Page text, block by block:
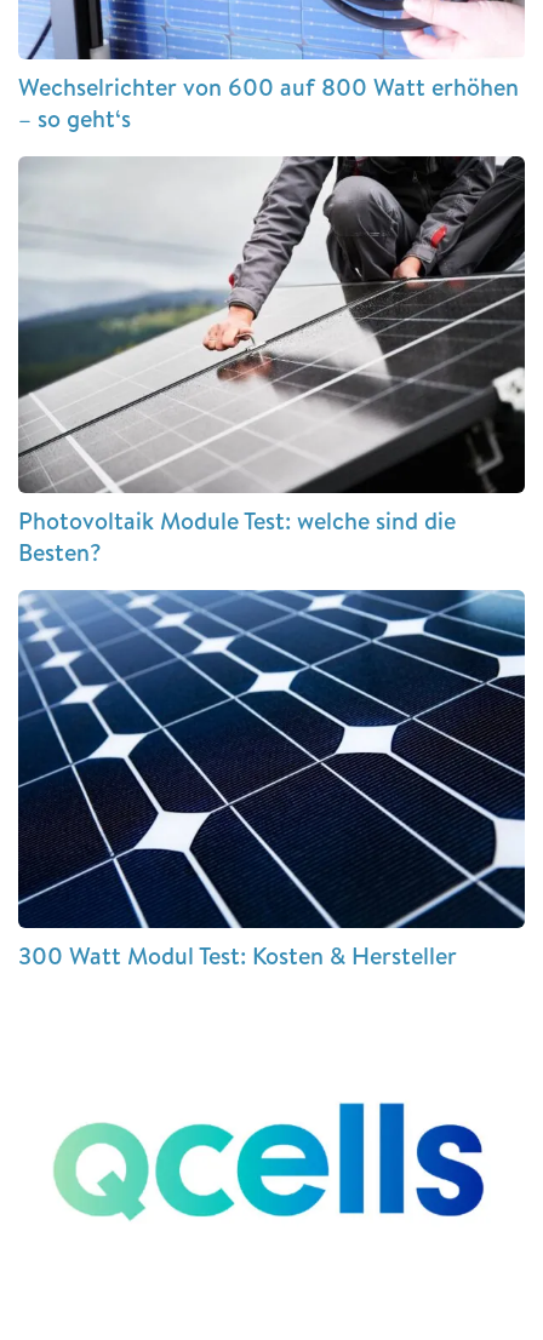
Wechselrichter von 600 auf 800 Watt erhöhen
– so geht‘s
Photovoltaik Module Test: welche sind die
Besten?
300 Watt Modul Test: Kosten & Hersteller